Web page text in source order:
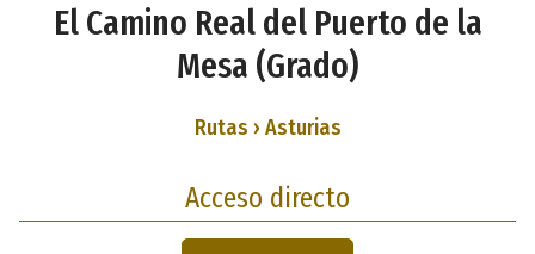
El Camino Real del Puerto de la
Mesa (Grado)
Rutas › Asturias
Acceso directo